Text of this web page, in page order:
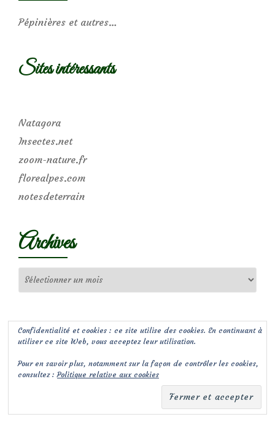
Pépinières et autres…
Sites intéressants
Natagora
Insectes.net
zoom-nature.fr
florealpes.com
notesdeterrain
Archives
Confidentialité et cookies : ce site utilise des cookies. En continuant à
utiliser ce site Web, vous acceptez leur utilisation.
Pour en savoir plus, notamment sur la façon de contrôler les cookies,
consultez :Politique relative aux cookies